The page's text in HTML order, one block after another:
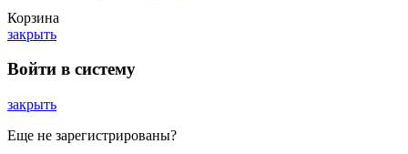
Корзина
закрыть
Войти в систему
закрыть
Еще не зарегистрированы?